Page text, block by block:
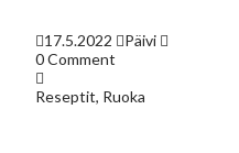
17.5.2022
Päivi
0 Comment
Reseptit, Ruoka